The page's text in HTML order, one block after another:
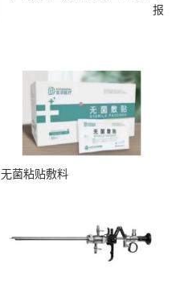
报
无菌粘贴敷料